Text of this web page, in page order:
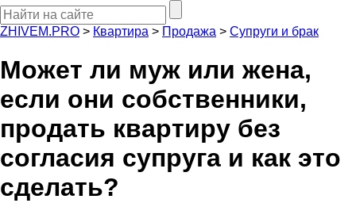
ZHIVEM.PRO > Квартира > Продажа > Супруги и брак
Может ли муж или жена,
если они собственники,
продать квартиру без
согласия супруга и как это
сделать?